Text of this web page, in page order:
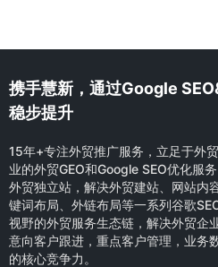
携手慧新，通过Google
稳步提升
15年+专注外贸推广服务，立足于外
业的外贸GEO和Google SEO优化服
外贸独立站，解决外贸建站、网站内
键词布局、外链布局等一系列谷歌
视野的外贸服务生态链，解决外贸企
意向客户跟进，重点客户管理，业务
的核心竞争力。